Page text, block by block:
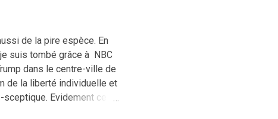
de la pire espèce. En
suis tombé grâce à NBC
dans le centre-ville de
de la liberté individuelle et
Evidement ces